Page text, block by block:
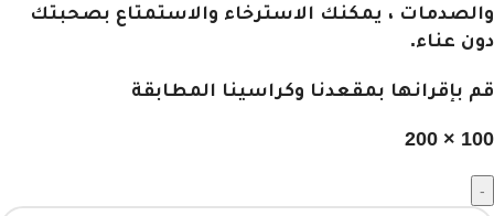
والصدمات ، يمكنك الاسترخاء والاستمتاع بصحبتك
دون عناء.
قم بإقرانها بمقعدنا وكراسينا المطابقة
100 × 200